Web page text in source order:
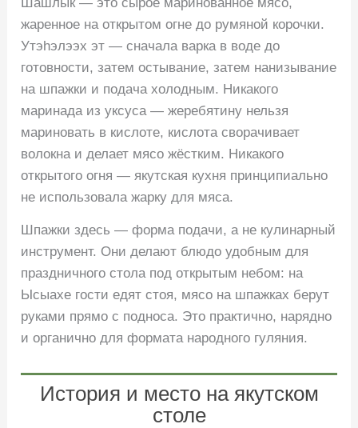
жаренное на открытом огне до румяной корочки.
Утэhэлээх эт — сначала варка в воде до
готовности, затем остывание, затем нанизывание
на шпажки и подача холодным. Никакого
маринада из уксуса — жеребятину нельзя
мариновать в кислоте, кислота сворачивает
волокна и делает мясо жёстким. Никакого
открытого огня — якутская кухня принципиально
не использовала жарку для мяса.
Шпажки здесь — форма подачи, а не кулинарный
инструмент. Они делают блюдо удобным для
праздничного стола под открытым небом: на
Ысыахе гости едят стоя, мясо на шпажках берут
руками прямо с подноса. Это практично, нарядно
и органично для формата народного гуляния.
История и место на якутском
столе